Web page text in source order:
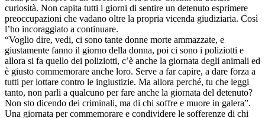
curiosità. Non capita tutti i giorni di sentire un detenuto esprimere
preoccupazioni che vadano oltre la propria vicenda giudiziaria. Così
l’ho incoraggiato a continuare.
“Voglio dire, vedi, ci sono tante donne morte ammazzate, e
giustamente fanno il giorno della donna, poi ci sono i poliziotti e
allora si fa quello dei poliziotti, c’è anche la giornata degli animali ed
è giusto commemorare anche loro. Serve a far capire, a dare forza a
tutti per lottare contro le ingiustizie. Ma allora perché, tu che leggi
tanto, non parli a qualcuno per fare anche la giornata del detenuto?
Non sto dicendo dei criminali, ma di chi soffre e muore in galera”.
Una giornata per commemorare e condividere le sofferenze di chi